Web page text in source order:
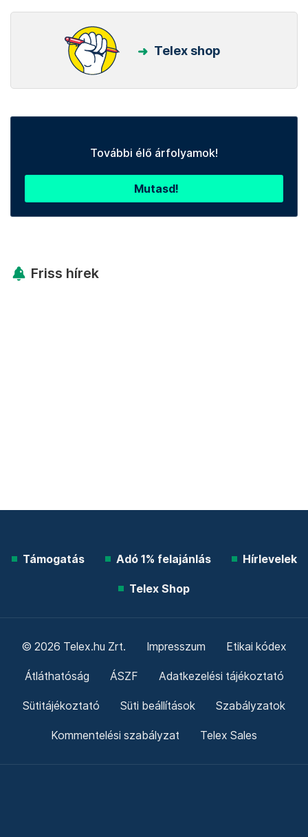
Telex shop
További élő árfolyamok!
Mutasd!
Friss hírek
Támogatás Adó 1% felajánlás Hírlevelek
Telex Shop
© 2026 Telex.hu Zrt. Impresszum Etikai kódex
Átláthatóság ÁSZF Adatkezelési tájékoztató
Sütitájékoztató Süti beállítások Szabályzatok
Kommentelési szabályzat Telex Sales